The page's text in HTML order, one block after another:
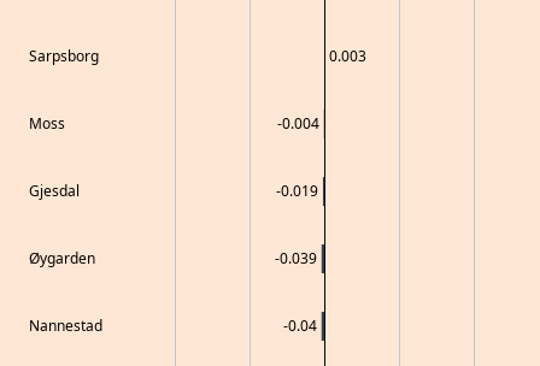
Sarpsborg
Moss
Gjesdal
Øygarden
Nannestad
0.003
-0.004
-0.019
-0.039
-0.04